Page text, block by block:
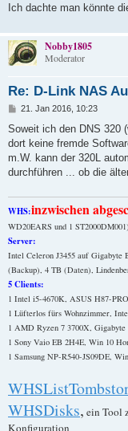
Ich dachte man könnte
Nobby1805
Moderator
Re: D-Link NAS
B
i
r
a
21. Jan 2016, 10:23
Soweit ich den DNS 320
dort keine fremde
m.W. kann der 320L
durchführen ... ob die
WHS:inzwischen
WD20EARS und 1
Server:
Intel Celeron J3455 auf Gigabyte
(Backup), 4 TB (Daten),
5 Clients:
1 Intel i5-4670K, ASUS H87-
1 Lüfterlos fürs Wohnzimmer,
1 AMD Ryzen 7 3700X,
1 Sony Vaio EB 2H4E, Win 10
1 Samsung NP-R540-JS09DE,
WHSDisks, ein Tool
Konfiguration